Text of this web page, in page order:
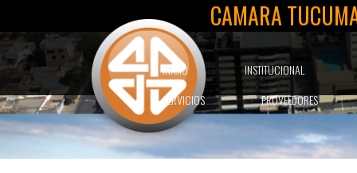
CAMARA
INICIO
INSTITUCIONAL
SERVICIOS
PROVEEDORES